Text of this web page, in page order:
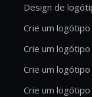
Design de
Crie um
Crie um
Crie um
Crie um